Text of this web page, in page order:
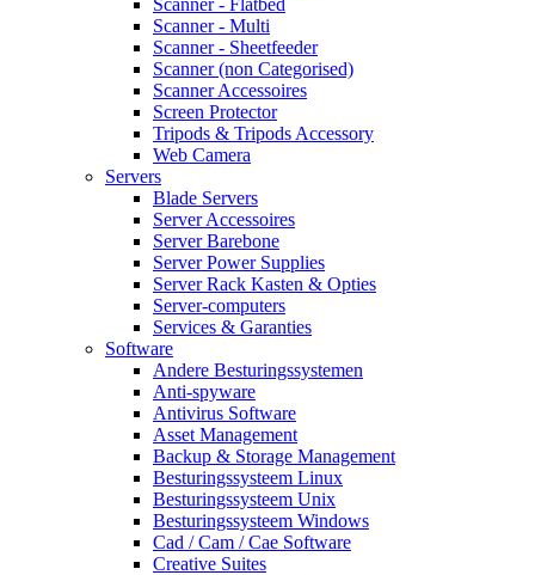
Scanner - Multi
Scanner - Sheetfeeder
Scanner (non Categorised)
Scanner Accessoires
Screen Protector
Tripods & Tripods Accessory
Web Camera
Servers
Blade Servers
Server Accessoires
Server Barebone
Server Power Supplies
Server Rack Kasten & Opties
Server-computers
Services & Garanties
Software
Andere Besturingssystemen
Anti-spyware
Antivirus Software
Asset Management
Backup & Storage Management
Besturingssysteem Linux
Besturingssysteem Unix
Besturingssysteem Windows
Cad / Cam / Cae Software
Creative Suites